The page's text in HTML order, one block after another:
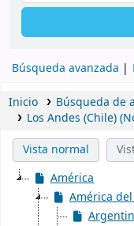
Búsqueda avanzada
Inicio
Búsqueda de
Los Andes (Chile)
Vista normal
América
América